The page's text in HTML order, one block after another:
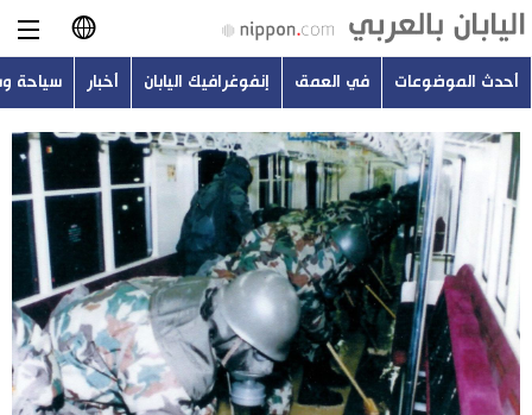
日本語
English
简体字
繁體字
Français
Español
أحدث الموضوعات
في العمق
إنفوغرافيك اليابان
أحدث الموضوعات في العمق إنفوغرافيك اليابان أخبار سياحة